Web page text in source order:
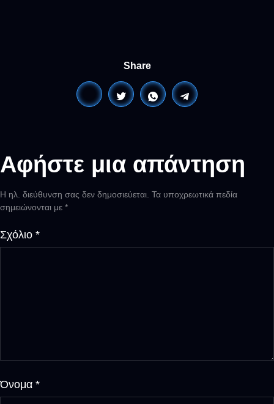
Share
Αφήστε μια απάντηση
Η ηλ. διεύθυνση σας δεν δημοσιεύεται. Τα υποχρεωτικά πεδία
σημειώνονται με *
Σχόλιο *
Όνομα *